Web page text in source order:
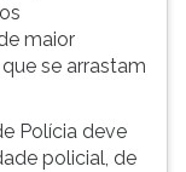
maior
se arrastam
Polícia deve
policial, de